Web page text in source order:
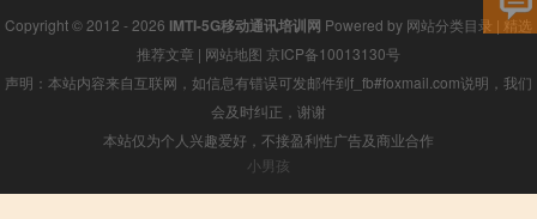
Copyright © 2012 - 2026 IMTI-5G移动通讯培训网 Powered by 网站分类目录 | 精选
推荐文章 | 网站地图 京ICP备10013130号
声明：本站内容来自互联网，如信息有错误可发邮件到f_fb#foxmail.com说明，我们
会及时纠正，谢谢
本站仅为个人兴趣爱好，不接盈利性广告及商业合作
小男孩